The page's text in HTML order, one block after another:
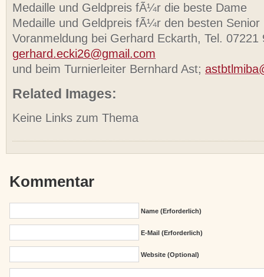
Medaille und Geldpreis fÃ¼r die beste Dame
Medaille und Geldpreis fÃ¼r den besten
Voranmeldung bei Gerhard Eckarth, Tel. 07221
gerhard.ecki26@gmail.com
und beim Turnierleiter Bernhard Ast;
Related Images:
Keine Links zum Thema
Kommentar
Name (erforderlich)
E-Mail (erforderlich)
Website (Optional)